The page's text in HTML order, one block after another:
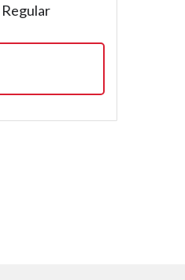
Regular